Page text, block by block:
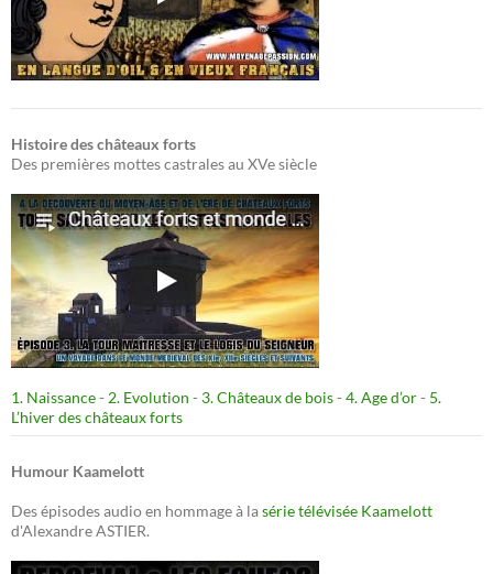
Histoire des châteaux forts
Des premières mottes castrales au XVe siècle
1. Naissance- 2. Evolution - 3. Châteaux de bois- 4. Age d’or- 5.
L’hiver des châteaux forts
Humour Kaamelott
Des épisodes audio en hommage à lasérie télévisée Kaamelott
d'Alexandre ASTIER.